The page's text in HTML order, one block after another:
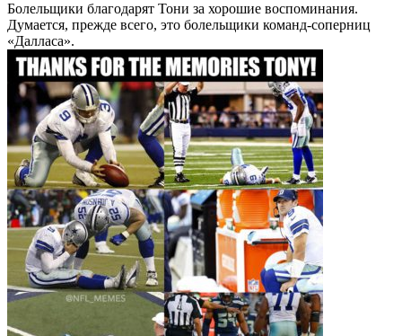
Болельщики благодарят Тони за хорошие воспоминания.
Думается, прежде всего, это болельщики команд-соперниц
«Далласа».